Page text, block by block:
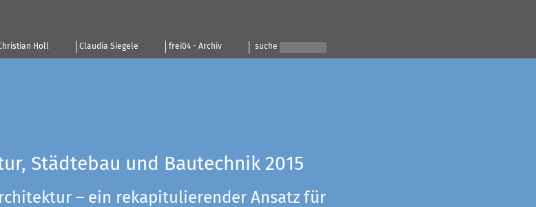
Holl Claudia Siegele frei04 - Archiv suche
Städtebau und Bautechnik 2015
– ein rekapitulierender Ansatz für